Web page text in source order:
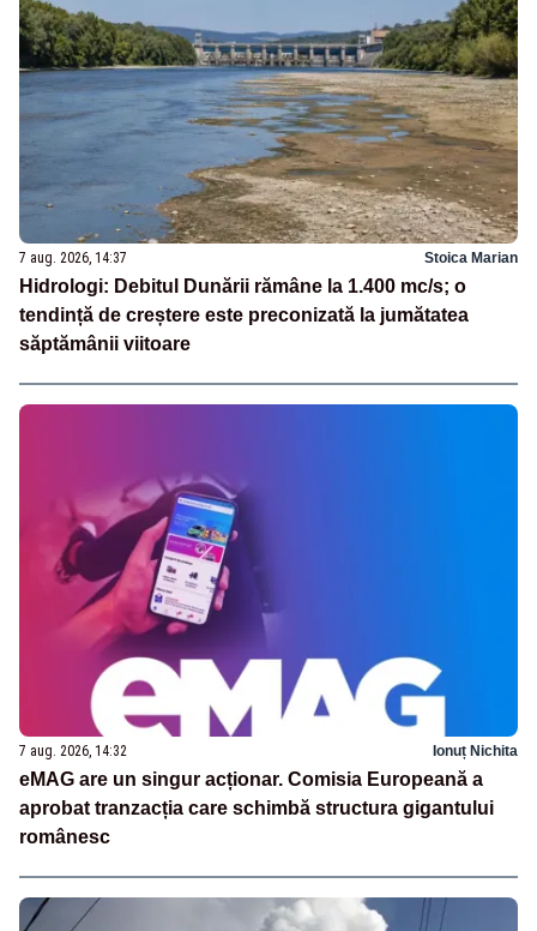
7 aug. 2026, 14:37 Stoica Marian
Hidrologi: Debitul Dunării rămâne la 1.400 mc/s; o
tendință de creștere este preconizată la jumătatea
săptămânii viitoare
7 aug. 2026, 14:32 Ionuț Nichita
eMAG are un singur acționar. Comisia Europeană a
aprobat tranzacția care schimbă structura gigantului
românesc